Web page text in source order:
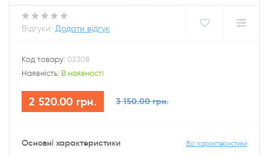
Відгуки: Додати відгук
Код товару: 02308
Наявність: В наявності
2 520.00 грн. 3 150.00 грн.
Основні характеристики Всі характеристики